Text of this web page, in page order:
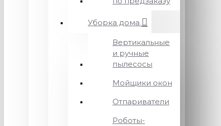
Уборка дома
Вертикальные
и ручные
пылесосы
Мойщики окон
Отпариватели
Роботы-